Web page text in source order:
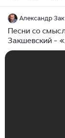
Александр
Песни со
Закшевский -